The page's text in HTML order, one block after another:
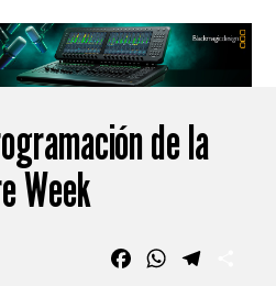
de la
Week
FacebookWhatsApp